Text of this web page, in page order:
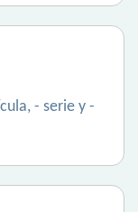
- serie y -